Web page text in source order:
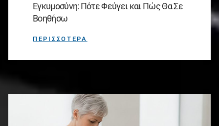
Εγκυμοσύνη: Πότε Φεύγει και Πώς Θα Σε
Βοηθήσω
ΠΕΡΙΣΣΟΤΕΡΑ